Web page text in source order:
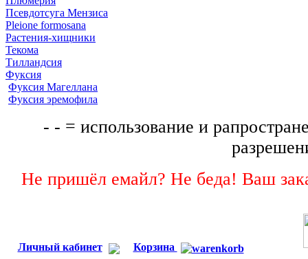
Псевдотсуга Мензиса
Pleione formosana
Растения-хищники
Текома
Тилландсия
Фуксия
Фуксия Магеллана
Фуксия эремофила
- - = использование и
Не пришёл емайл? Не беда! Ваш
Личный кабинет Корзина